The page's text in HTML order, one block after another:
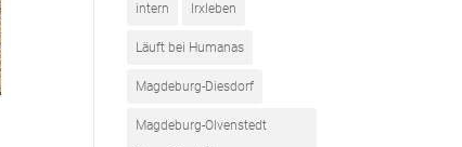
intern Irxleben
Läuft bei Humanas
Magdeburg-Diesdorf
Magdeburg-Olvenstedt